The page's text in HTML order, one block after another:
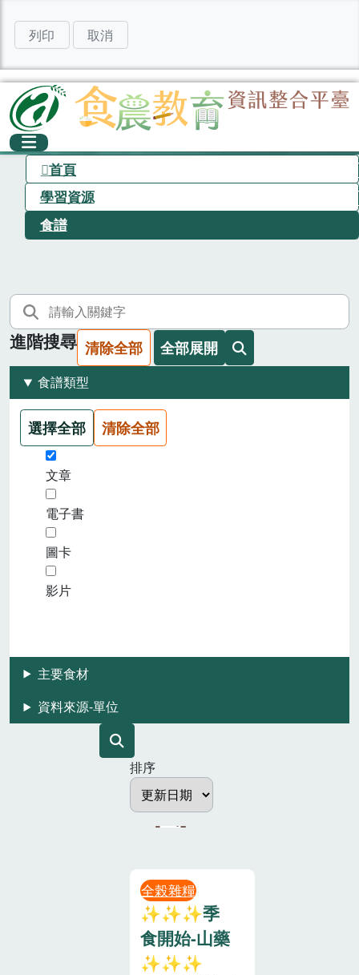
列印 取消
首頁
學習資源
食譜
進階搜尋 清除全部 全部展開
食譜類型
選擇全部 清除全部
文章
電子書
圖卡
影片
主要食材
資料來源-單位
排序
全榖雜糧
✨✨✨季
食開始-山藥
✨✨✨